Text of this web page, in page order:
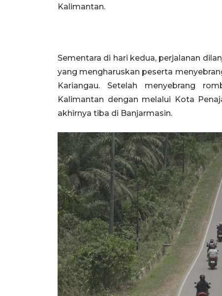
Kalimantan.
Sementara di hari kedua, perjalanan
yang mengharuskan peserta
Kariangau. Setelah menyebrang
Kalimantan dengan melalui Kota
akhirnya tiba di Banjarmasin.